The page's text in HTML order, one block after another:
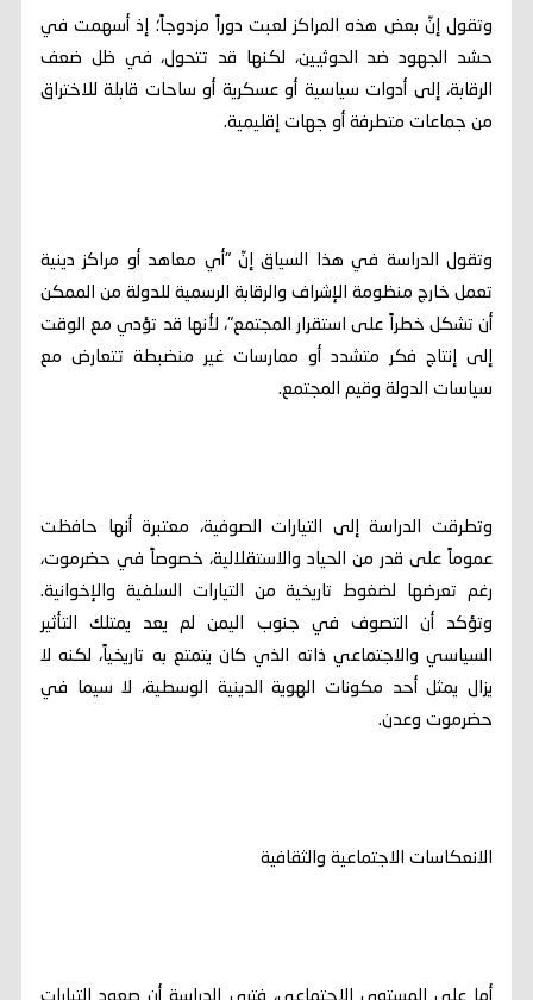
وتقول إنّ بعض هذه المراكز لعبت دوراً مزدوجاً؛ إذ أسهمت في
حشد الجهود ضد الحوثيين، لكنها قد تتحول، في ظل ضعف
الرقابة، إلى أدوات سياسية أو عسكرية أو ساحات قابلة للاختراق
من جماعات متطرفة أو جهات إقليمية.
وتقول الدراسة في هذا السياق إنّ "أي معاهد أو مراكز دينية
تعمل خارج منظومة الإشراف والرقابة الرسمية للدولة من الممكن
أن تشكل خطراً على استقرار المجتمع"، لأنها قد تؤدي مع الوقت
إلى إنتاج فكر متشدد أو ممارسات غير منضبطة تتعارض مع
سياسات الدولة وقيم المجتمع.
وتطرقت الدراسة إلى التيارات الصوفية، معتبرة أنها حافظت
عموماً على قدر من الحياد والاستقلالية، خصوصاً في حضرموت،
رغم تعرضها لضغوط تاريخية من التيارات السلفية والإخوانية.
وتؤكد أن التصوف في جنوب اليمن لم يعد يمتلك التأثير
السياسي والاجتماعي ذاته الذي كان يتمتع به تاريخياً، لكنه لا
يزال يمثل أحد مكونات الهوية الدينية الوسطية، لا سيما في
حضرموت وعدن.
الانعكاسات الاجتماعية والثقافية